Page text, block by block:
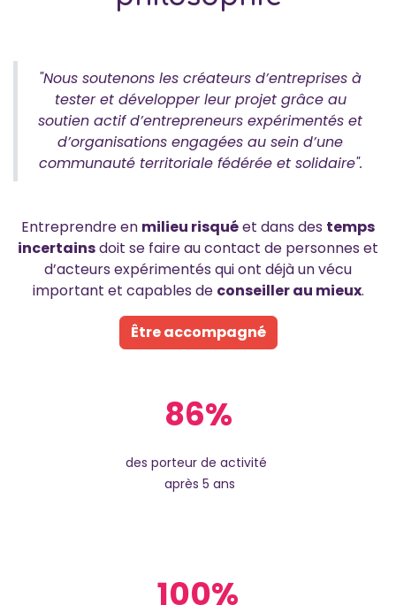
"Nous soutenons les créateurs d’entreprises à
tester et développer leur projet grâce au
soutien actif d’entrepreneurs expérimentés et
d’organisations engagées au sein d’une
communauté territoriale fédérée et solidaire".
Entreprendre en milieu risquéet dans des temps
incertainsdoit se faire au contact de personnes et
d’acteurs expérimentés qui ont déjà un vécu
important et capables de conseiller au mieux.
Être accompagné
86%
des porteur de activité
après 5 ans
100%